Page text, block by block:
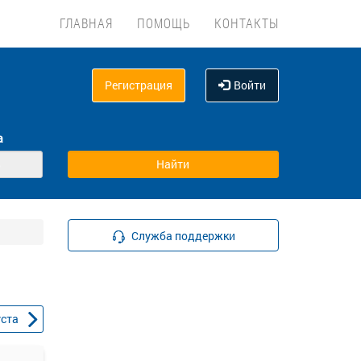
ГЛАВНАЯ ПОМОЩЬ КОНТАКТЫ
Регистрация Войти
Служба поддержки